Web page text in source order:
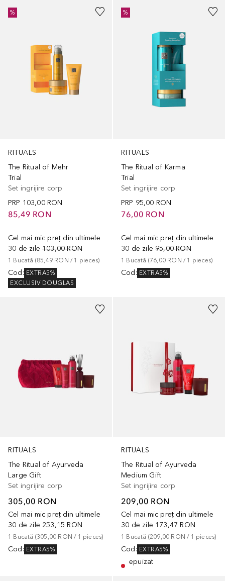
RITUALS
The Ritual of Mehr
Trial
Set ingrijire corp
PRP 103,00 RON
85,49 RON
Cel mai mic preț din ultimele
30 de zile 103,00 RON
1 Bucată (85,49 RON / 1 pieces)
Cod : EXTRA5%
EXCLUSIV DOUGLAS
%
RITUALS
The Ritual of Karma
Trial
Set ingrijire corp
PRP 95,00 RON
76,00 RON
Cel mai mic preț din ultimele
30 de zile 95,00 RON
1 Bucată (76,00 RON / 1 pieces)
Cod : EXTRA5%
%
RITUALS
The Ritual of Ayurveda
Large Gift
Set ingrijire corp
305,00 RON
Cel mai mic preț din ultimele
30 de zile 253,15 RON
1 Bucată (305,00 RON / 1 pieces)
Cod: EXTRA5%
RITUALS
The Ritual of Ayurveda
Medium Gift
Set ingrijire corp
209,00 RON
Cel mai mic preț din ultimele
30 de zile 173,47 RON
1 Bucată (209,00 RON / 1 pieces)
Cod: EXTRA5%
epuizat